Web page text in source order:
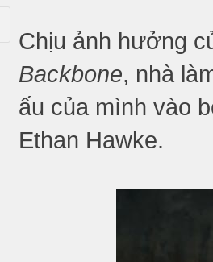
Chịu ảnh hưởng
Backbone, nhà
ấu của mình vào
Ethan Hawke.